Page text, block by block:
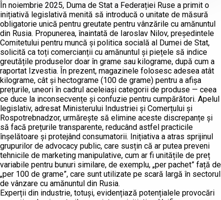
În noiembrie 2025, Duma de Stat a Federației Ruse a primit o
inițiativă legislativă menită să introducă o unitate de măsură
obligatorie unică pentru greutate pentru vânzările cu amănuntul
din Rusia. Propunerea, înaintată de Iaroslav Nilov, președintele
Comitetului pentru muncă și politica socială al Dumei de Stat,
solicită ca toți comercianții cu amănuntul și piețele să indice
greutățile produselor doar în grame sau kilograme, după cum a
raportat Izvestia. În prezent, magazinele folosesc adesea atât
kilograme, cât și hectograme (100 de grame) pentru a afișa
prețurile, uneori în cadrul aceleiași categorii de produse — ceea
ce duce la inconsecvențe și confuzie pentru cumpărători. Apelul
legislativ, adresat Ministerului Industriei și Comerțului și
Rospotrebnadzor, urmărește să elimine aceste discrepanțe și
să facă prețurile transparente, reducând astfel practicile
înșelătoare și protejând consumatorii. Inițiativa a atras sprijinul
grupurilor de advocacy public, care susțin că ar putea preveni
tehnicile de marketing manipulative, cum ar fi unitățile de preț
variabile pentru bunuri similare, de exemplu, „per pachet” față de
„per 100 de grame”, care sunt utilizate pe scară largă în sectorul
de vânzare cu amănuntul din Rusia.
Experții din industrie, totuși, evidențiază potențialele provocări